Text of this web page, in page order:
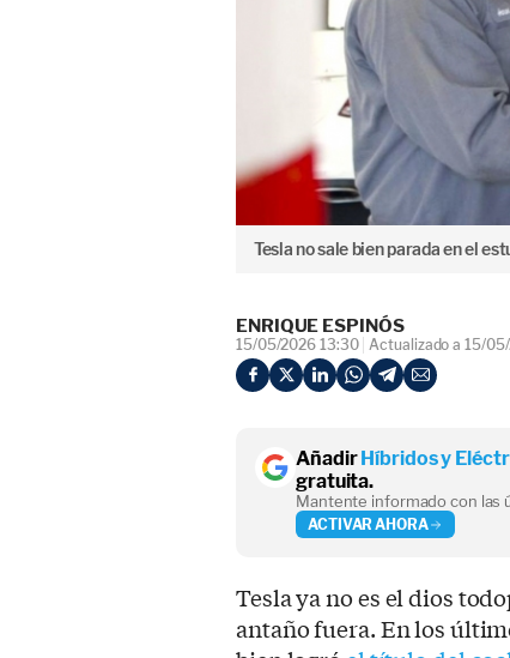
Tesla no sale bien parada en el
ENRIQUE ESPINÓS
15/05/2026 13:30 Actualizado a 15/
Añadir Híbridos y
gratuita.
Mantente informado con las
ACTIVAR AHORA
Tesla ya no es el dios
antaño fuera. En los